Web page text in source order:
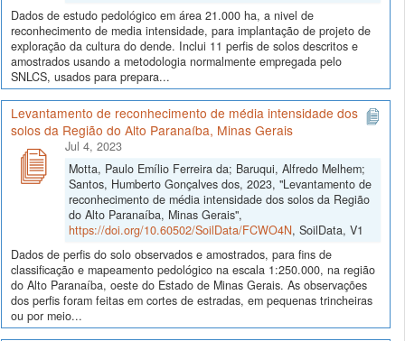
Dados de estudo pedológico em área 21.000 ha, a nivel de
reconhecimento de media intensidade, para implantação de projeto de
exploração da cultura do dende. Inclui 11 perfis de solos descritos e
amostrados usando a metodologia normalmente empregada pelo
SNLCS, usados para prepara...
Levantamento de reconhecimento de média intensidade dos
solos da Região do Alto Paranaíba, Minas Gerais
Jul 4, 2023
Motta, Paulo Emílio Ferreira da; Baruqui, Alfredo Melhem;
Santos, Humberto Gonçalves dos, 2023, "Levantamento de
reconhecimento de média intensidade dos solos da Região
do Alto Paranaíba, Minas Gerais",
https://doi.org/10.60502/SoilData/FCWO4N, SoilData, V1
Dados de perfis do solo observados e amostrados, para fins de
classificação e mapeamento pedológico na escala 1:250.000, na região
do Alto Paranaíba, oeste do Estado de Minas Gerais. As observações
dos perfis foram feitas em cortes de estradas, em pequenas trincheiras
ou por meio...